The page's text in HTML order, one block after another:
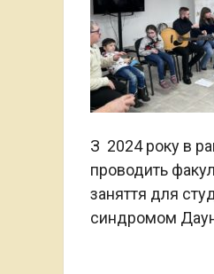
З 2024 року в
проводить
заняття для
синдромом